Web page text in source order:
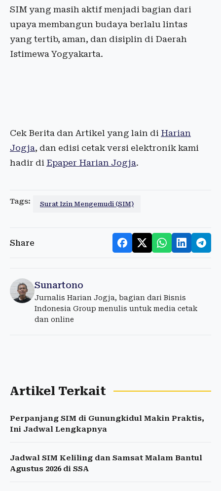
SIM yang masih aktif menjadi bagian dari
upaya membangun budaya berlalu lintas
yang tertib, aman, dan disiplin di Daerah
Istimewa Yogyakarta.
Cek Berita dan Artikel yang lain di Harian
Jogja, dan edisi cetak versi elektronik kami
hadir di Epaper Harian Jogja.
Tags: Surat Izin Mengemudi (SIM)
Share
Sunartono
Jurnalis Harian Jogja, bagian dari Bisnis
Indonesia Group menulis untuk media cetak
dan online
Artikel Terkait
Perpanjang SIM di Gunungkidul Makin Praktis,
Ini Jadwal Lengkapnya
Jadwal SIM Keliling dan Samsat Malam Bantul
Agustus 2026 di SSA